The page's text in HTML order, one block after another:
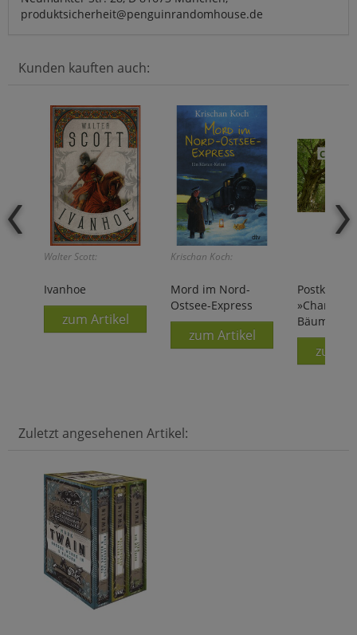
produktsicherheit@penguinrandomhouse.de
Kunden kauften auch:
Walter Scott:
Ivanhoe
zum Artikel
Krischan Koch:
Mord im Nord-
Ostsee-Express
zum Artikel
Bäume«
zum
Zuletzt angesehenen Artikel: